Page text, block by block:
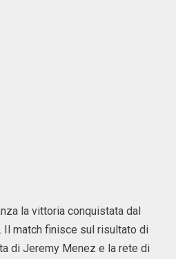
la vittoria conquistata dal
Il match finisce sul risultato di
di Jeremy Menez e la rete di